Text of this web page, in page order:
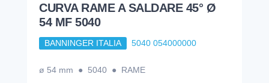
CURVA RAME A SALDARE 45° Ø
54 MF 5040
BANNINGER ITALIA 5040 054000000
ø 54 mm ● 5040 ● RAME